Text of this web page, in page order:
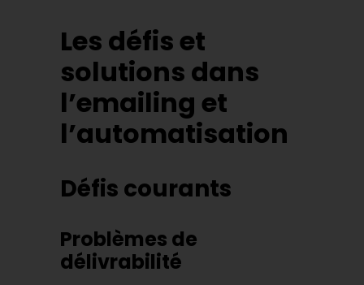
Les défis et
solutions dans
l’emailing et
l’automatisation
Défis courants
Problèmes de
délivrabilité